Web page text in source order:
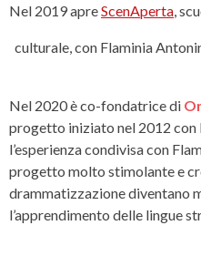
Nel 2019 apreScenAperta ,
culturale, con Flaminia
Nel 2020 è co-fondatrice di
progetto iniziato nel 2012 con
l’esperienza condivisa con
progetto molto stimolante e
drammatizzazione diventano
l’apprendimento delle lingue